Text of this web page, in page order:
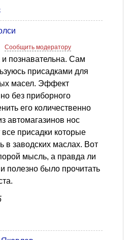
Сообщить модератору
познавательна. Сам
присадками для
масел. Эффект
без приборного
его количественно
автомагазинов нос
все присадки которые
в заводских маслах. Вот
мысль, а правда ли
полезно было прочитать